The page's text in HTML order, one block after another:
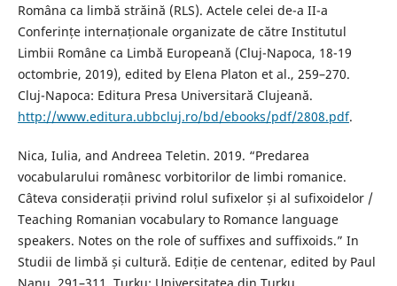
Româna ca limbă străină (RLS). Actele celei de-a II-a
Conferințe internaționale organizate de către Institutul
Limbii Române ca Limbă Europeană (Cluj-Napoca, 18-19
octombrie, 2019), edited by Elena Platon et al., 259–270.
Cluj-Napoca: Editura Presa Universitară Clujeană.
http://www.editura.ubbcluj.ro/bd/ebooks/pdf/2808.pdf.
Nica, Iulia, and Andreea Teletin. 2019. “Predarea
vocabularului românesc vorbitorilor de limbi romanice.
Câteva considerații privind rolul sufixelor și al sufixoidelor /
Teaching Romanian vocabulary to Romance language
speakers. Notes on the role of suffixes and suffixoids.” In
Studii de limbă și cultură. Ediție de centenar, edited by Paul